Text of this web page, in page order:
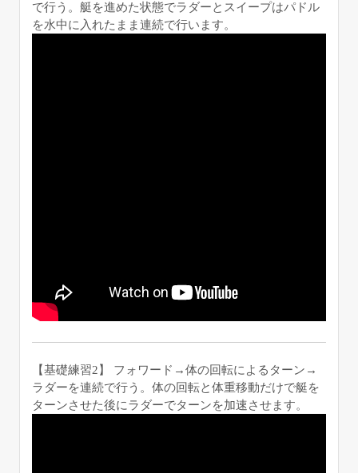
で行う。艇を進めた状態でラダーとスイープはパドル
を水中に入れたまま連続で行います。
【基礎練習2】 フォワード→体の回転によるターン→
ラダーを連続で行う。体の回転と体重移動だけで艇を
ターンさせた後にラダーでターンを加速させます。